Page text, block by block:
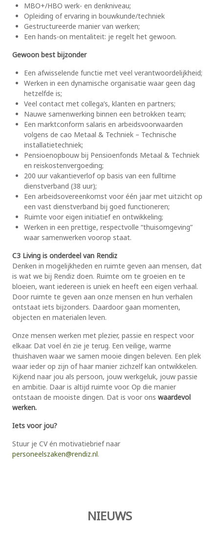
MBO+/HBO werk- en denkniveau;
Opleiding of ervaring in bouwkunde/techniek
Gestructureerde manier van werken;
Een hands-on mentaliteit: je regelt het gewoon.
Gewoon best bijzonder
Een afwisselende functie met veel verantwoordelijkheid;
Werken in een dynamische organisatie waar geen dag
hetzelfde is;
Veel contact met collega’s, klanten en partners;
Nauwe samenwerking binnen een betrokken team;
Een marktconform salaris en arbeidsvoorwaarden
volgens de cao Metaal & Techniek – Technische
installatietechniek;
Pensioenopbouw bij Pensioenfonds Metaal & Techniek
en reiskostenvergoeding;
200 uur vakantieverlof op basis van een fulltime
dienstverband (38 uur);
Een arbeidsovereenkomst voor één jaar met uitzicht op
een vast dienstverband bij goed functioneren;
Ruimte voor eigen initiatief en ontwikkeling;
Werken in een prettige, respectvolle “thuisomgeving”
waar samenwerken voorop staat.
C3 Living is onderdeel van Rendiz
Denken in mogelijkheden en ruimte geven aan mensen, dat
is wat we bij Rendiz doen. Ruimte om te groeien en te
bloeien, want iedereen is uniek en heeft een eigen verhaal.
Door ruimte te geven aan onze mensen en hun verhalen
ontstaat iets bijzonders. Daardoor gaan momenten,
objecten en materialen leven.
Onze mensen werken met plezier, passie en respect voor
elkaar. Dat voel én zie je terug. Een veilige, warme
thuishaven waar we samen mooie dingen beleven. Een plek
waar ieder op zijn of haar manier zichzelf kan ontwikkelen.
Kijkend naar jou als persoon, jouw werkgeluk, jouw passie
en ambitie. Daar is altijd ruimte voor. Op die manier
ontstaan de mooiste dingen. Dat is voor ons waardevol
werken.
Iets voor jou?
Stuur je CV én motivatiebrief naar
personeelszaken@rendiz.nl.
NIEUWS